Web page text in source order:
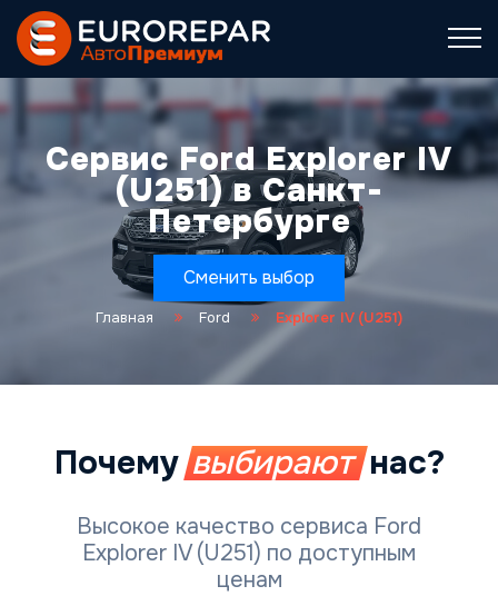
Сервис Ford Explorer IV
(U251) в Санкт-
Петербурге
Сменить выбор
Главная Ford Explorer IV (U251)
Почему выбираютнас?
Высокое качество сервиса Ford
Explorer IV (U251) по доступным
ценам